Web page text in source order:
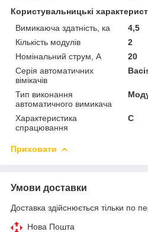
Користувальницькі
Вимикаюча здатність, ка
4,5
Кількість модулів
2
Номінальний струм, A
20
Серія автоматичних
вімікачів
Тип виконання
автоматичного вимикача
Характеристика
спрацювання
C
Приховати
Умови доставки
Доставка здійснюється тільки по
Нова Пошта